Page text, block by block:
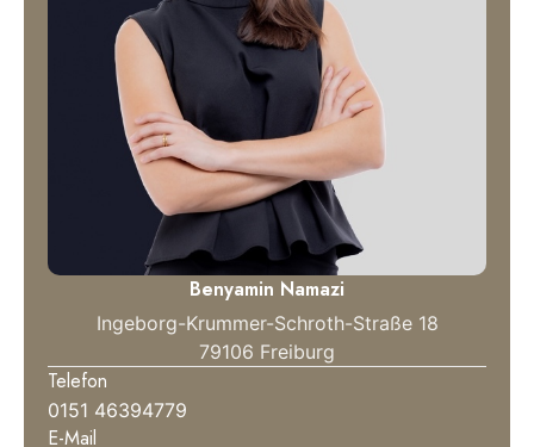
Benyamin Namazi
Ingeborg-Krummer-Schroth-Straße 18
79106 Freiburg
Telefon
0151 46394779
E-Mail